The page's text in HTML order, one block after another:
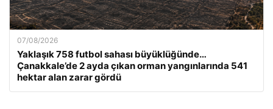
07/08/2026
Yaklaşık 758 futbol sahası büyüklüğünde…
Çanakkale’de 2 ayda çıkan orman yangınlarında 541
hektar alan zarar gördü